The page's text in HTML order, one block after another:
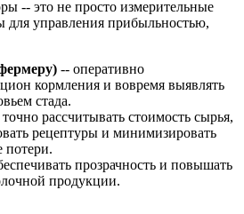
-- это не просто измерительные
для управления прибыльностью,
-- оперативно
кормления и вовремя выявлять
стада.
рассчитывать стоимость сырья,
рецептуры и минимизировать
потери.
прозрачность и повышать
продукции.